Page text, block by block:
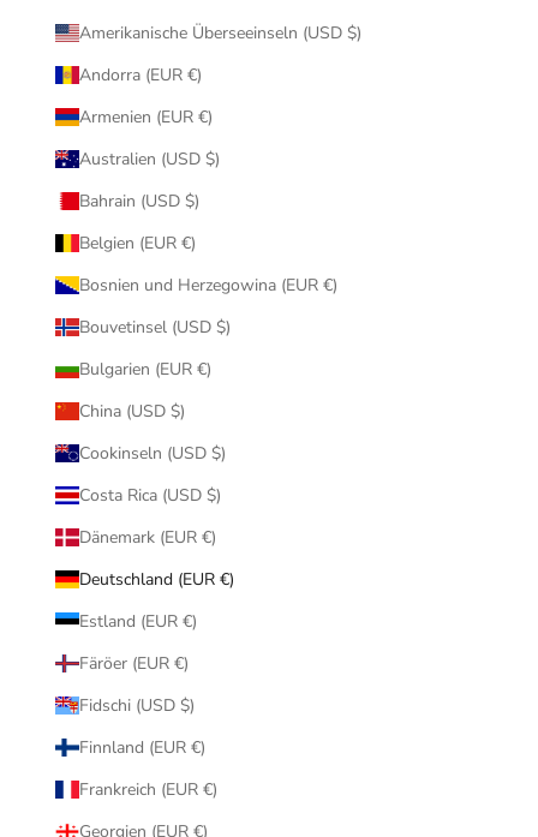
Amerikanische Überseeinseln (USD $)
Andorra (EUR €)
Armenien (EUR €)
Australien (USD $)
Bahrain (USD $)
Belgien (EUR €)
Bosnien und Herzegowina (EUR €)
Bouvetinsel (USD $)
Bulgarien (EUR €)
China (USD $)
Cookinseln (USD $)
Costa Rica (USD $)
Dänemark (EUR €)
Deutschland (EUR €)
Estland (EUR €)
Färöer (EUR €)
Fidschi (USD $)
Finnland (EUR €)
Frankreich (EUR €)
Georgien (EUR €)